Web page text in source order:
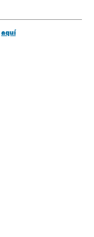
aquí